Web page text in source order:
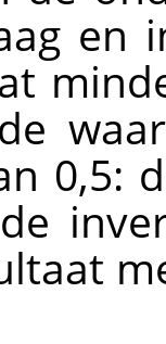
en
0,5: